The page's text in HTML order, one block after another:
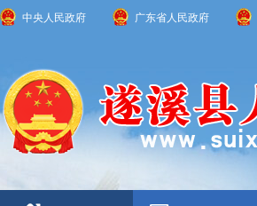
中央人民政府 广东省人民政府